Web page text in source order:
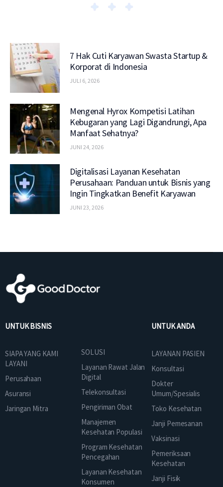
7 Hak Cuti Karyawan Swasta Startup &
Korporat di Indonesia
JULI 6, 2026
Mengenal Hyrox Kompetisi Latihan
Kebugaran yang Lagi Digandrungi, Apa
Manfaat Sehatnya?
JUNI 24, 2026
Digitalisasi Layanan Kesehatan
Perusahaan: Panduan untuk Bisnis yang
Ingin Tingkatkan Benefit Karyawan
JUNI 23, 2026
UNTUK BISNIS
SIAPA YANG KAMI
LAYANI
Perusahaan
Asuransi
Jaringan Mitra
SOLUSI
Layanan Rawat Jalan
Digital
Telekonsultasi
Pengiriman Obat
Manajemen
Kesehatan Populasi
Program Kesehatan
Pencegahan
Layanan Kesehatan
Konsumen
UNTUK ANDA
LAYANAN PASIEN
Konsultasi
Dokter
Umum/Spesialis
Toko Kesehatan
Janji Pemesanan
Vaksinasi
Pemeriksaan
Kesehatan
Janji Fisik